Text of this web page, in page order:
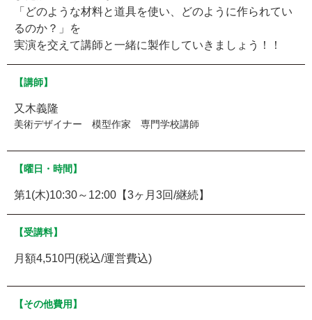
「どのような材料と道具を使い、どのように作られてい
るのか？」を
実演を交えて講師と一緒に製作していきましょう！！
【講師】
又木義隆
美術デザイナー 模型作家 専門学校講師
【曜日・時間】
第1(木)10:30～12:00【3ヶ月3回/継続】
【受講料】
月額4,510円(税込/運営費込)
【その他費用】